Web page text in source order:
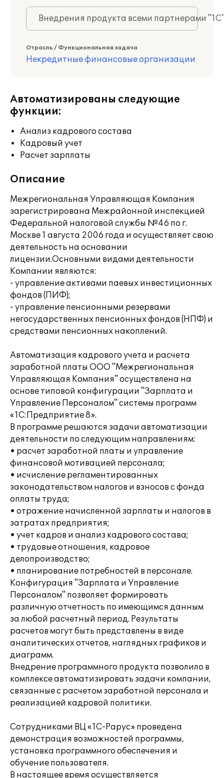
Внедрения продукта всеми партнерами
Отрасль / Функциональная задача
Некредитные финансовые организации
Автоматизированы следующие
функции:
Анализ кадрового состава
Кадровый учет
Расчет зарплаты
Описание
Межрегиональная Управляющая Компания
зарегистрирована Межрайонной инспекцией
Федеральной налоговой службы №46 по г.
Москве 1 августа 2006 года и осуществляет свою
деятельность на основании
лицензии.Основными видами деятельности
Компании являются:
- управление активами паевых инвестиционных
фондов (ПИФ);
- управление пенсионными резервами
негосударственных пенсионных фондов (НПФ) и
средствами пенсионных накоплений.
Автоматизация кадрового учета и расчета
заработной платы ООО "Межрегиональная
Управляющая Компания" осуществлена на
основе типовой конфигурации "Зарплата и
Управление Персоналом" системы программ
«1С:Предприятие 8».
В программе решаются задачи автоматизации
деятельности по следующим направлениям:
• расчет заработной платы и управление
финансовой мотивацией персонала;
• исчисление регламентированных
законодательством налогов и взносов с фонда
оплаты труда;
• отражение начисленной зарплаты и налогов в
затратах предприятия;
• учет кадров и анализ кадрового состава;
• трудовые отношения, кадровое
делопроизводство;
• планирование потребностей в персонале.
Конфигурация "Зарплата и Управление
Персоналом" позволяет формировать
различную отчетность по имеющимся данным
за любой расчетный период. Результаты
расчетов могут быть представлены в виде
аналитических отчетов, наглядных графиков и
диаграмм.
Внедрение программного продукта позволило в
комплексе автоматизировать задачи компании,
связанные с расчетом заработной персонала и
реализацией кадровой политики.
Сотрудниками ВЦ «1С-Рарус» проведена
демонстрация возможностей программы,
установка программного обеспечения и
обучение пользователя.
В настоящее время осуществляется